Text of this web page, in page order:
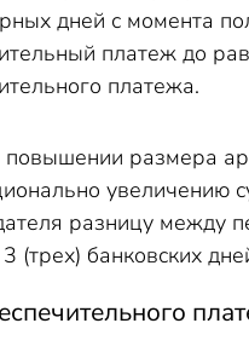
дней с момента
платеж до
платежа.
размера
увеличению
разницу между
(трех) банковских